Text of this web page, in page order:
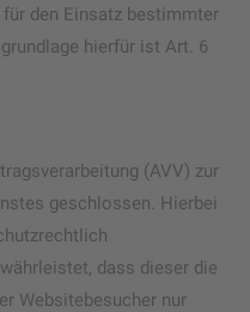
den Einsatz bestimmter
hierfür ist Art. 6
(AVV) zur
geschlossen. Hierbei
dass dieser die
Websitebesucher nur